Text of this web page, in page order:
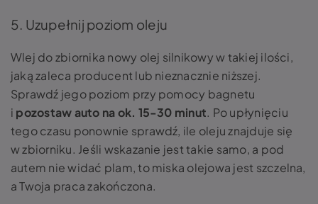
5. Uzupełnij poziom oleju
Wlej do zbiornika nowy olej silnikowy w takiej ilości,
jaką zaleca producent lub nieznacznie niższej.
Sprawdź jego poziom przy pomocy bagnetu
i pozostaw auto na ok. 15-30 minut. Po upłynięciu
tego czasu ponownie sprawdź, ile oleju znajduje się
w zbiorniku. Jeśli wskazanie jest takie samo, a pod
autem nie widać plam, to miska olejowa jest szczelna,
a Twoja praca zakończona.